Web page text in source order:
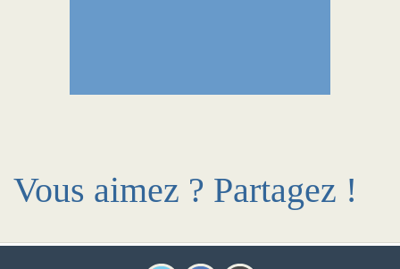
Vous aimez ? Partagez !